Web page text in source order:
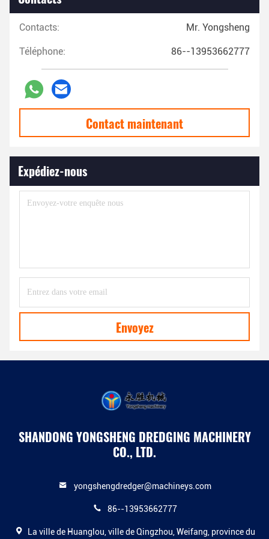
Contacts: Mr. Yongsheng
Téléphone: 86--13953662777
Contact maintenant
Expédiez-nous
Envoyez
SHANDONG YONGSHENG DREDGING MACHINERY
CO., LTD.
yongshengdredger@machineys.com
86--13953662777
La ville de Huanglou, ville de Qingzhou, Weifang, province du